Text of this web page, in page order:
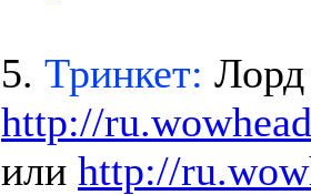
5. Тринкет:
http://
или http://